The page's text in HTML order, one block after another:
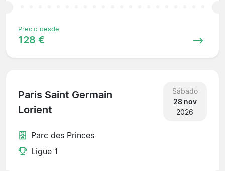
Precio desde
128 €
Paris Saint Germain
Lorient
Sábado
28 nov
2026
Parc des Princes
Ligue 1